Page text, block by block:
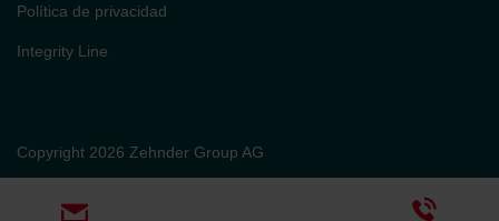
Copyright 2026 Zehnder Group AG
Política de privacidad
Integrity Line